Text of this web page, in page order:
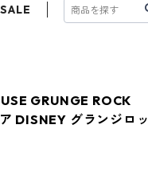
SALE
GRUNGE ROCK
DISNEY グランジロッ